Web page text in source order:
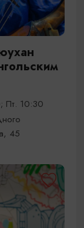
Пт. 10:30
45